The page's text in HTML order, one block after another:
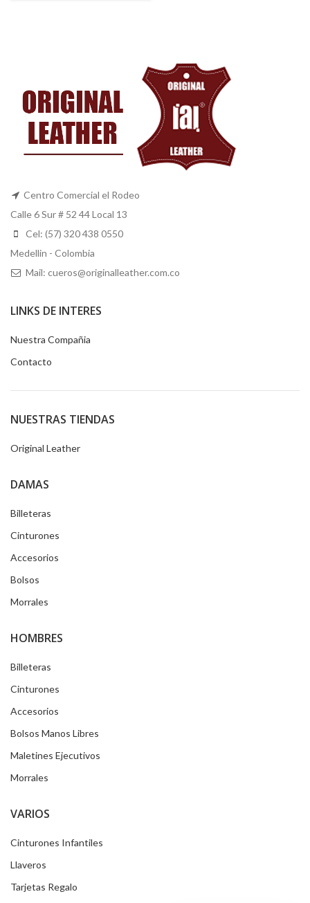
Centro Comercial el Rodeo
Calle 6 Sur # 52 44 Local 13
Cel: (57) 320 438 0550
Medellin - Colombia
Mail: cueros@originalleather.com.co
LINKS DE INTERES
Nuestra Compañia
Contacto
NUESTRAS TIENDAS
Original Leather
DAMAS
Billeteras
Cinturones
Accesorios
Bolsos
Morrales
HOMBRES
Billeteras
Cinturones
Accesorios
Bolsos Manos Libres
Maletines Ejecutivos
Morrales
VARIOS
Cinturones Infantiles
Llaveros
Tarjetas Regalo